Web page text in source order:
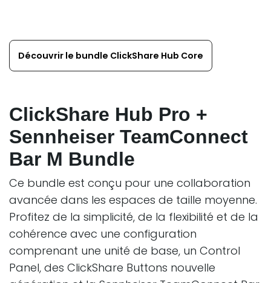
Découvrir le bundle ClickShare Hub Core
ClickShare Hub Pro +
Sennheiser TeamConnect
Bar M Bundle
Ce bundle est conçu pour une collaboration
avancée dans les espaces de taille moyenne.
Profitez de la simplicité, de la flexibilité et de la
cohérence avec une configuration
comprenant une unité de base, un Control
Panel, des ClickShare Buttons nouvelle